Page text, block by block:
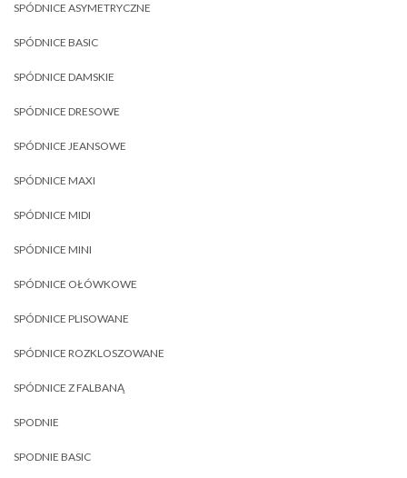
SPÓDNICE ASYMETRYCZNE
SPÓDNICE BASIC
SPÓDNICE DAMSKIE
SPÓDNICE DRESOWE
SPÓDNICE JEANSOWE
SPÓDNICE MAXI
SPÓDNICE MIDI
SPÓDNICE MINI
SPÓDNICE OŁÓWKOWE
SPÓDNICE PLISOWANE
SPÓDNICE ROZKLOSZOWANE
SPÓDNICE Z FALBANĄ
SPODNIE
SPODNIE BASIC